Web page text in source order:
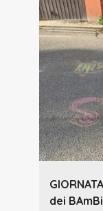
dei